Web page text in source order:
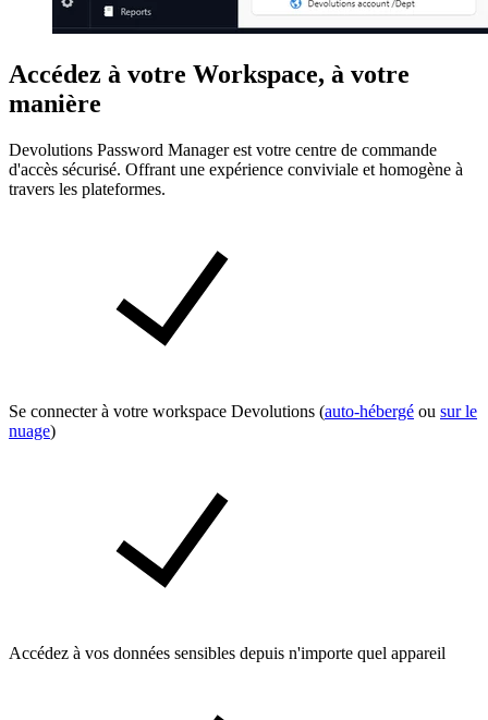
Accédez à votre Workspace, à votre
manière
Devolutions Password Manager est votre centre de commande
d'accès sécurisé. Offrant une expérience conviviale et homogène à
travers les plateformes.
Se connecter à votre workspace Devolutions (auto-hébergé ou sur le
nuage)
Accédez à vos données sensibles depuis n'importe quel appareil